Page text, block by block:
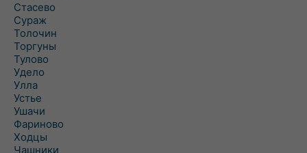
Стасево
Сураж
Толочин
Торгуны
Тулово
Удело
Улла
Устье
Ушачи
Фариново
Ходцы
Чашники